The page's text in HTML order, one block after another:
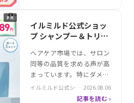
力し、今注目を集めてい
る。その中でも「ルビーメ
ツヤ感を両立させたハイブ
リッド処方で、肌に密着し
ながら保湿をかなえ…
PR
イルミルド公式ショッ
プ シャンプー＆トリー
すすめ
ヘアケア市場では、サロン
同等の品質を求める声が高
まっています。特にダメー
ジケアや保湿、スムース効
果を重視するニーズが顕著
イルミルド公式ショ 2026.08.06
記事を読む ›